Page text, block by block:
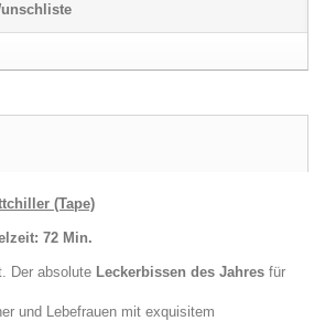
(Tape)
72 Min.
Der absolute Leckerbissen des Jahres für
und Lebefrauen mit exquisitem